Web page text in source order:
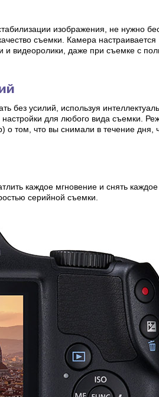
изображения, не нужно
съемки. Камера настраивается
и видеоролики, даже при съемке с
без усилий, используя
для любого вида съемки.
о том, что вы снимали в течение дня,
каждое мгновение и снять
серийной съемки.